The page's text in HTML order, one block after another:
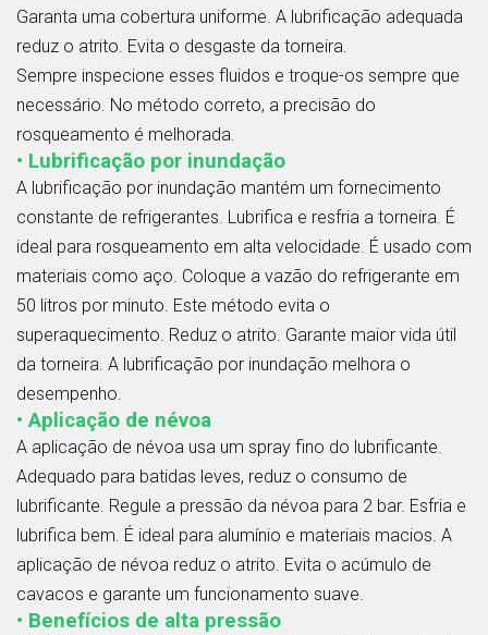
Garanta uma cobertura uniforme. A lubrificação adequada
reduz o atrito. Evita o desgaste da torneira.
Sempre inspecione esses fluidos e troque-os sempre que
necessário. No método correto, a precisão do
rosqueamento é melhorada.
• Lubrificação por inundação
A lubrificação por inundação mantém um fornecimento
constante de refrigerantes. Lubrifica e resfria a torneira. É
ideal para rosqueamento em alta velocidade. É usado com
materiais como aço. Coloque a vazão do refrigerante em
50 litros por minuto. Este método evita o
superaquecimento. Reduz o atrito. Garante maior vida útil
da torneira. A lubrificação por inundação melhora o
desempenho.
• Aplicação de névoa
A aplicação de névoa usa um spray fino do lubrificante.
Adequado para batidas leves, reduz o consumo de
lubrificante. Regule a pressão da névoa para 2 bar. Esfria e
lubrifica bem. É ideal para alumínio e materiais macios. A
aplicação de névoa reduz o atrito. Evita o acúmulo de
cavacos e garante um funcionamento suave.
• Benefícios de alta pressão